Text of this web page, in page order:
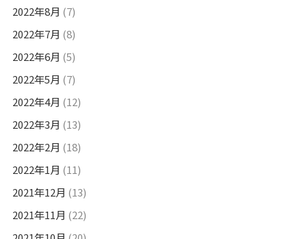
2022年8月 (7)
2022年7月 (8)
2022年6月 (5)
2022年5月 (7)
2022年4月 (12)
2022年3月 (13)
2022年2月 (18)
2022年1月 (11)
2021年12月 (13)
2021年11月 (22)